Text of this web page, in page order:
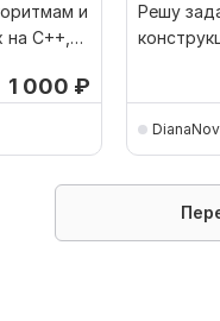
и
C++,
1 000 ₽
Решу